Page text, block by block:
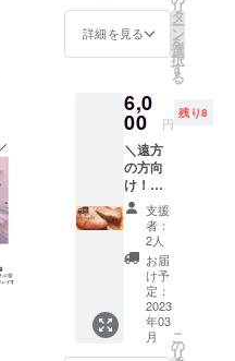
ラベル
されま
す。
封前に
は必ず
お届け
のリ
ターン
に貼付
された
ラベル
や注意
書きを
ご確認
くださ
い。
でご明
記くだ
メール
が届か
ないト
ラブル
など防
止のた
めに、
備考
欄にお
電話番
号のご
明記を
お願い
いたし
ます ・
年10月
頃にご
細＆ご
確認の
メール
をさせ
て頂き
ます
リター
ン対応
期間は
2022年
11月〜
2023年
12月の
間です
すで
LinoLin
oの駐車
フード
１つ＆
ドリン
ク１杯
付き ◯
お礼の
手紙 ※
メール
の返信
がない
場合、
お電話
をさせ
ていた
だきま
方、大
集合！
これか
ら独立
やフ
リーラ
ンス目
指す！
とう方
でもOK
とにか
く真剣
にビジ
ネスに
ついて
純粋に
語りた
する大
人気パ
ウンド
ケーキ
ターン
に登
場！ ※
２枚目
の写真
は店舗
でのご
提供イ
メージ
写真で
す（フ
ルーツ
＆ク
リーム
はつき
詳細を見る
リ
タ
ー
ン
を
選
択
す
る
6,0
00 円
残り8
＼遠方
の方向
け！冷
凍＆郵
送／
「LinoL
inoガ
トー
ショコ
ラ まる
ごと１
ホー
支援
者：
2人
お届
け予
定：
2023
年03
月
こ
の
リ